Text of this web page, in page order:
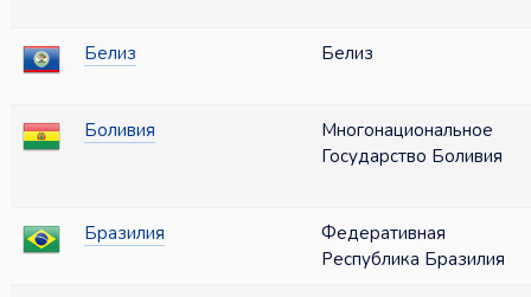
Белиз Белиз
Боливия
Многонациональное
Государство Боливия
Бразилия
Федеративная
Республика Бразилия